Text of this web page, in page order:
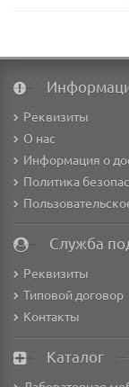
Реквизиты
О нас
Информация о
Политика
Служба
Реквизиты
Типовой договор
Контакты
Каталог